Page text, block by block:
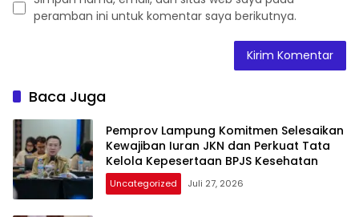
peramban ini untuk komentar saya berikutnya.
Baca Juga
Pemprov Lampung Komitmen Selesaikan
Kewajiban Iuran JKN dan Perkuat Tata
Kelola Kepesertaan BPJS Kesehatan
Uncategorized Juli 27, 2026